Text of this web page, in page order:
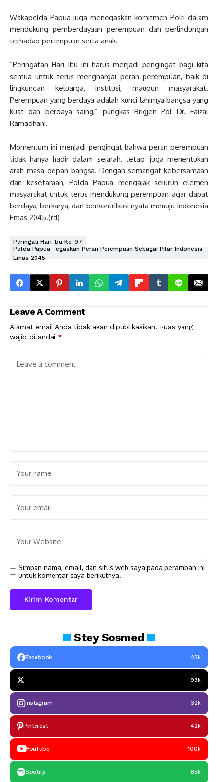
Wakapolda Papua juga menegaskan komitmen Polri dalam
mendukung pemberdayaan perempuan dan perlindungan
terhadap perempuan serta anak.
“Peringatan Hari Ibu ini harus menjadi pengingat bagi kita
semua untuk terus menghargai peran perempuan, baik di
lingkungan keluarga, institusi, maupun masyarakat.
Perempuan yang berdaya adalah kunci lahirnya bangsa yang
kuat dan berdaya saing,” pungkas Brigjen Pol Dr. Faizal
Ramadhani.
Momentum ini menjadi pengingat bahwa peran perempuan
tidak hanya hadir dalam sejarah, tetapi juga menentukan
arah masa depan bangsa. Dengan semangat kebersamaan
dan kesetaraan, Polda Papua mengajak seluruh elemen
masyarakat untuk terus mendukung perempuan agar dapat
berdaya, berkarya, dan berkontribusi nyata menuju Indonesia
Emas 2045.(rd)
Peringati Hari Ibu Ke-97
Polda Papua Tegaskan Peran Perempuan Sebagai Pilar Indonesia
Emas 2045
Leave A Comment
Alamat email Anda tidak akan dipublikasikan. Ruas yang
wajib ditandai *
Simpan nama, email, dan situs web saya pada peramban ini
untuk komentar saya berikutnya.
SteySosmed
Facebook 23k
93k
Instagram 32k
Pinterest 42k
YouTube 100k
Spotify 65k